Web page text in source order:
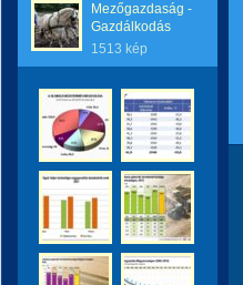
Mezőgazdaság -
Gazdálkodás
1513 kép